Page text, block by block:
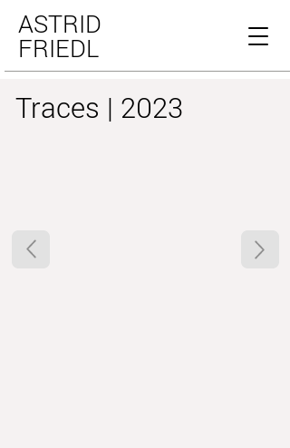
ASTRID
FRIEDL
Traces | 2023